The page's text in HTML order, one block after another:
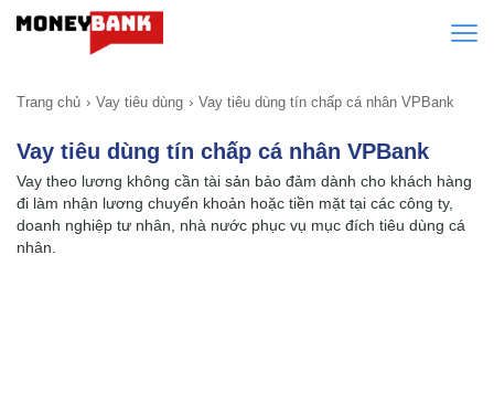
Trang chủ Vay tiêu dùng Vay tiêu dùng tín chấp cá nhân VPBank
Vay tiêu dùng tín chấp cá nhân VPBank
Vay theo lương không cần tài sản bảo đảm dành cho khách hàng
đi làm nhận lương chuyển khoản hoặc tiền mặt tại các công ty,
doanh nghiệp tư nhân, nhà nước phục vụ mục đích tiêu dùng cá
nhân.